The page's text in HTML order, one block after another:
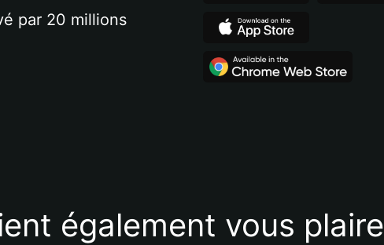
par 20 millions
également vous plaire